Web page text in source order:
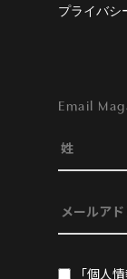
プライバシ
Email
「個人